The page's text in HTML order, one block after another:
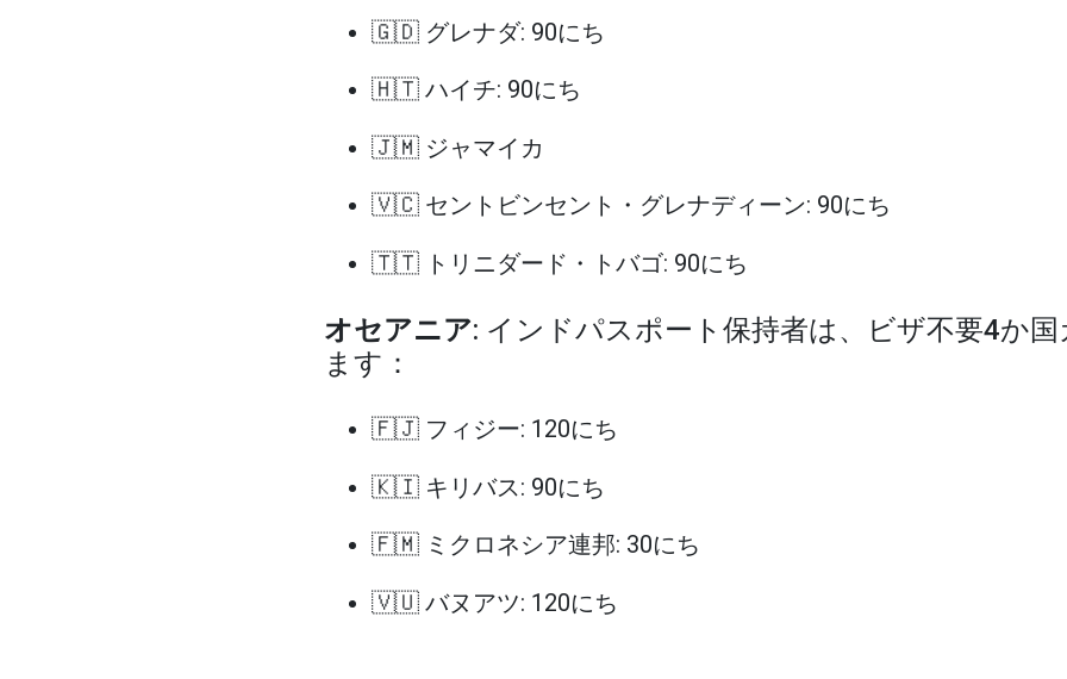
🇬🇩 グレナダ: 90にち
🇭🇹 ハイチ: 90にち
🇯🇲 ジャマイカ
🇻🇨 セントビンセント・グレナディーン: 90にち
🇹🇹 トリニダード・トバゴ: 90にち
オセアニア: インドパスポート保持者は、ビザ不要4か国
ます：
🇫🇯 フィジー: 120にち
🇰🇮 キリバス: 90にち
🇫🇲 ミクロネシア連邦: 30にち
🇻🇺 バヌアツ: 120にち